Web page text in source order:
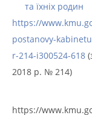
та їхніх родин
https://
postanovy-
r-214-i300524-618
2018 р. № 214)
https://